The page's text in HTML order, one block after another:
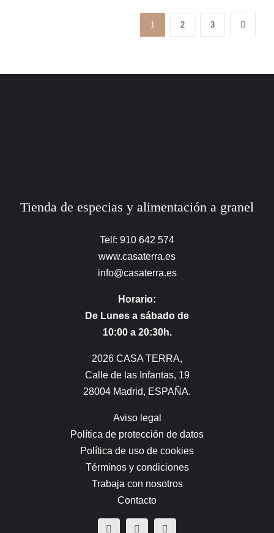
1 2 3
Tienda de especias y alimentación a granel
Telf: 910 642 574
www.casaterra.es
info@casaterra.es
Horario:
De Lunes a sábado de
10:00 a 20:30h.
2026 CASA TERRA,
Calle de las Infantas, 19
28004 Madrid, ESPAÑA.
Aviso legal
Política de protección de datos
Política de uso de cookies
Términos y condiciones
Trabaja con nosotros
Contacto